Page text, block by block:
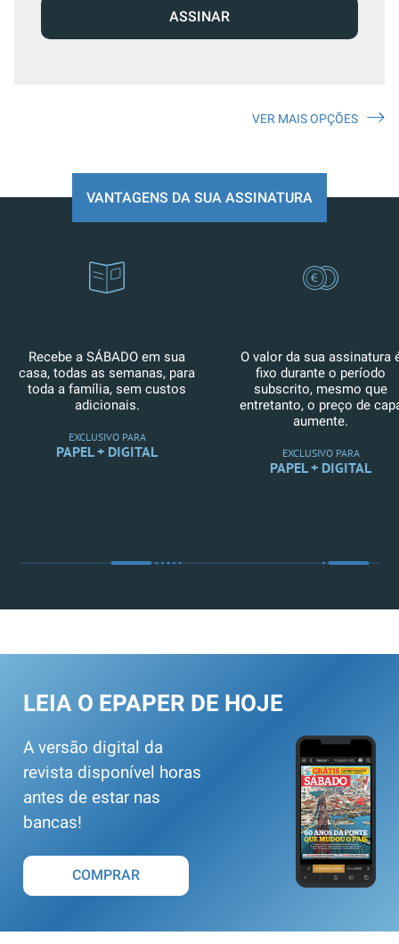
ASSINAR
VER MAIS OPÇÕES
VANTAGENS DA SUA ASSINATURA
Recebe a SÁBADO em sua
casa, todas as semanas, para
toda a família, sem custos
adicionais.
EXCLUSIVO PARA
PAPEL + DIGITAL
O valor da sua assinatura
fixo durante o período
subscrito, mesmo que
entretanto, o preço de
aumente.
EXCLUSIVO PARA
PAPEL + DIGITAL
LEIA O EPAPER DE HOJE
A versão digital da
revista disponível horas
antes de estar nas
bancas!
COMPRAR